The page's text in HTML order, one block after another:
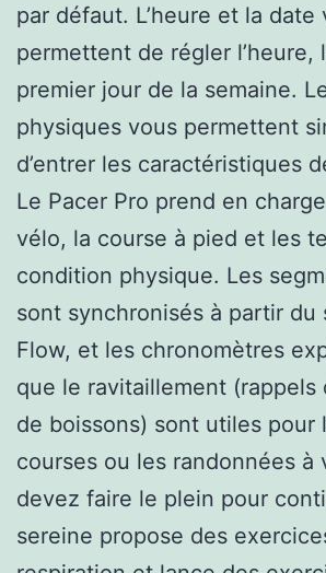
par défaut. L’heure et la date
permettent de régler l’heure,
premier jour de la semaine.
physiques vous permettent
d’entrer les caractéristiques
Le Pacer Pro prend en
vélo, la course à pied et les
condition physique. Les
sont synchronisés à partir du
Flow, et les chronomètres
que le ravitaillement (rappels
de boissons) sont utiles pour
courses ou les randonnées à
devez faire le plein pour
sereine propose des